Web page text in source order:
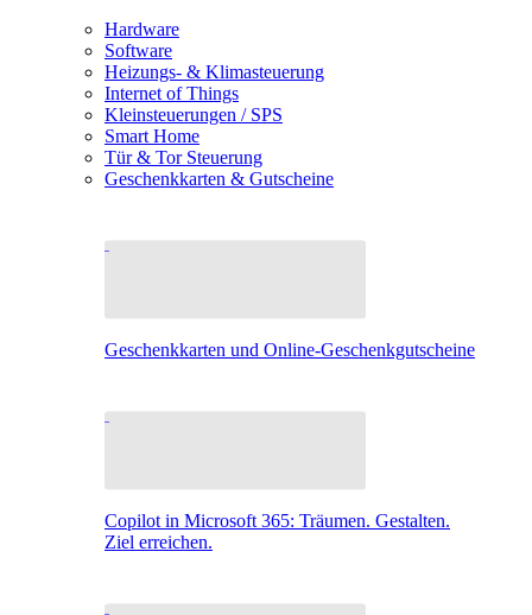
Hardware
Software
Heizungs- & Klimasteuerung
Internet of Things
Kleinsteuerungen / SPS
Smart Home
Tür & Tor Steuerung
Geschenkkarten & Gutscheine
Geschenkkarten und Online-Geschenkgutscheine
Copilot in Microsoft 365: Träumen. Gestalten.
Ziel erreichen.